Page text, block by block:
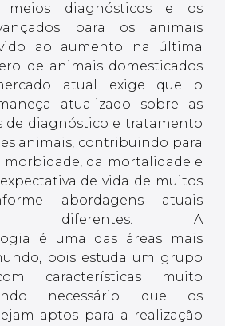
diagnósticos e os
para os animais
ao aumento na última
de animais domesticados
atual exige que o
atualizado sobre as
de diagnóstico e tratamento
animais, contribuindo para
da mortalidade e
de vida de muitos
abordagens atuais
diferentes. A
é uma das áreas mais
pois estuda um grupo
características muito
necessário que os
aptos para a realização